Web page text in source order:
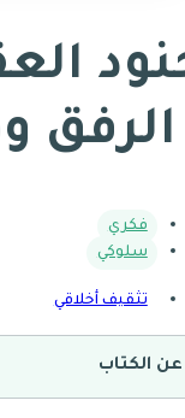
فكري
سلوكي
تثقيف أخلاقي
عن الكتاب